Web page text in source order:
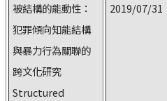
被結構的能動性：
犯罪傾向知能結構
與暴力行為關聯的
跨文化研究
Structured
2019/07/31